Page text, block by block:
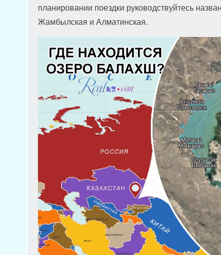
планировании поездки руководствуйтесь
Жамбылская и Алматинская.